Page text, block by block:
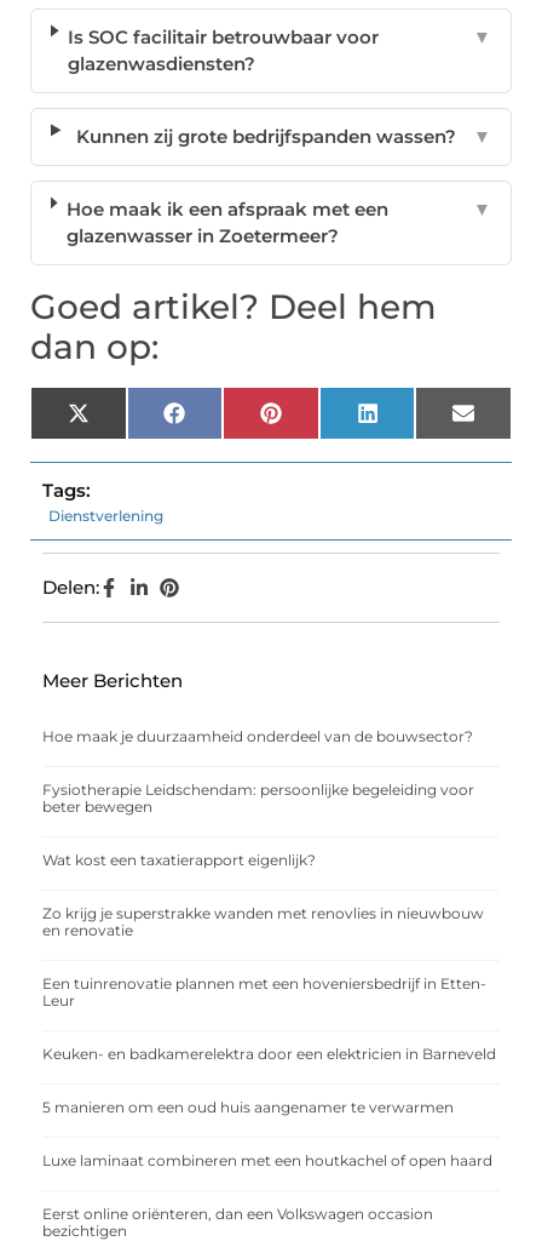
Is SOC facilitair betrouwbaar voor
glazenwasdiensten?
▼
Kunnen zij grote bedrijfspanden wassen? ▼
Hoe maak ik een afspraak met een
glazenwasser in Zoetermeer?
▼
Goed artikel? Deel hem
dan op:
X
(Twitter)
FacebookPinterest LinkedIn Email
Tags:
Dienstverlening
Delen:
Meer Berichten
Hoe maak je duurzaamheid onderdeel van de bouwsector?
Fysiotherapie Leidschendam: persoonlijke begeleiding voor
beter bewegen
Wat kost een taxatierapport eigenlijk?
Zo krijg je superstrakke wanden met renovlies in nieuwbouw
en renovatie
Een tuinrenovatie plannen met een hoveniersbedrijf in Etten-
Leur
Keuken- en badkamerelektra door een elektricien in Barneveld
5 manieren om een oud huis aangenamer te verwarmen
Luxe laminaat combineren met een houtkachel of open haard
Eerst online oriënteren, dan een Volkswagen occasion
bezichtigen